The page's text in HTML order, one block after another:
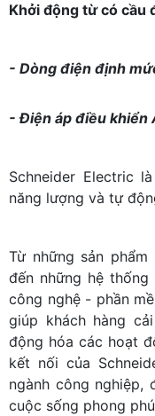
Khởi động từ có cầu
- Dòng điện định
- Điện áp điều khiển
Schneider Electric
năng lượng và tự
Từ những sản
đến những hệ
công nghệ - phần
giúp khách hàng
động hóa các hoạt
kết nối của
ngành công nghiệp,
cuộc sống phong